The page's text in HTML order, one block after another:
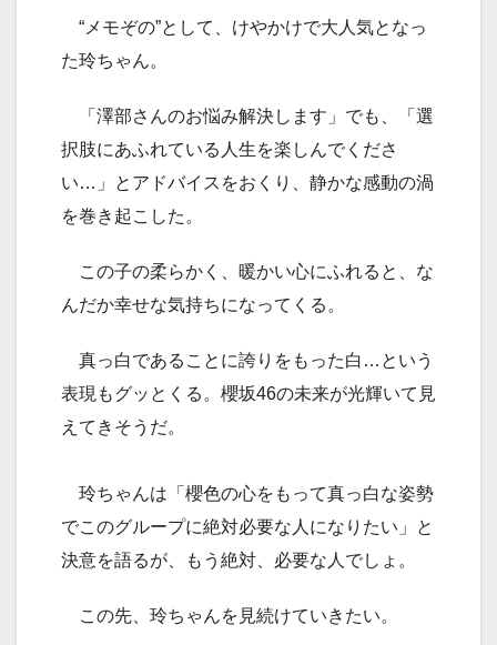
“メモぞの”として、けやかけで大人気となっ
た玲ちゃん。
「澤部さんのお悩み解決します」でも、「選
択肢にあふれている人生を楽しんでくださ
い…」とアドバイスをおくり、静かな感動の渦
を巻き起こした。
この子の柔らかく、暖かい心にふれると、な
んだか幸せな気持ちになってくる。
真っ白であることに誇りをもった白…という
表現もグッとくる。櫻坂46の未来が光輝いて見
えてきそうだ。
玲ちゃんは「櫻色の心をもって真っ白な姿勢
でこのグループに絶対必要な人になりたい」と
決意を語るが、もう絶対、必要な人でしょ。
この先、玲ちゃんを見続けていきたい。